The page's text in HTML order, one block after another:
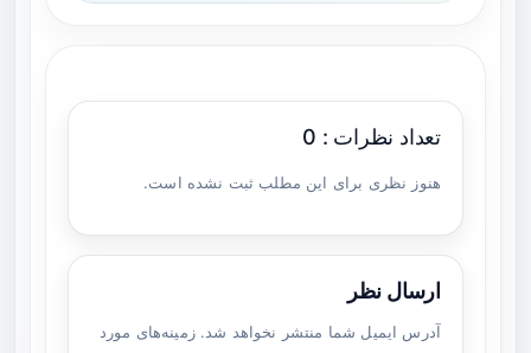
تعداد نظرات : 0
هنوز نظری برای این مطلب ثبت نشده است.
ارسال نظر
آدرس ایمیل شما منتشر نخواهد شد. زمینه‌های مورد